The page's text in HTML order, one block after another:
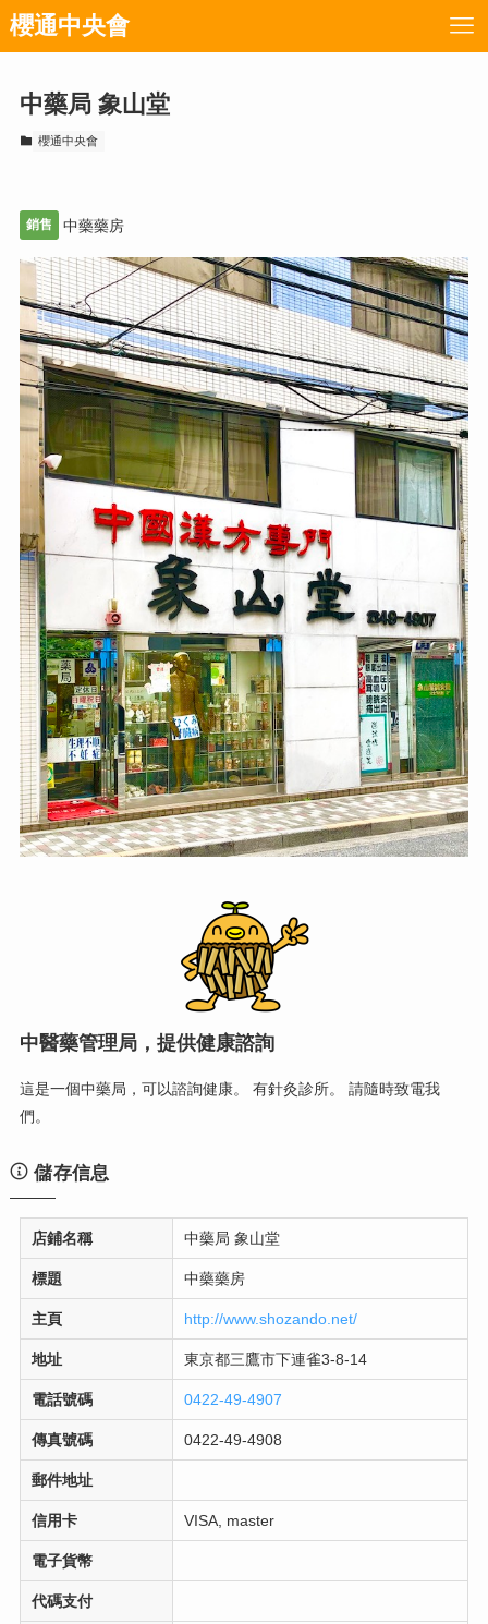
櫻通中央會
中藥局 象山堂
櫻通中央會
銷售 中藥藥房
中醫藥管理局，提供健康諮詢
這是一個中藥局，可以諮詢健康。 有針灸診所。 請隨時致電我
們。
儲存信息
店鋪名稱 中藥局 象山堂
標題 中藥藥房
主頁 http://www.shozando.net/
地址 東京都三鷹市下連雀3-8-14
電話號碼 0422-49-4907
傳真號碼 0422-49-4908
郵件地址
信用卡 VISA, master
電子貨幣
代碼支付